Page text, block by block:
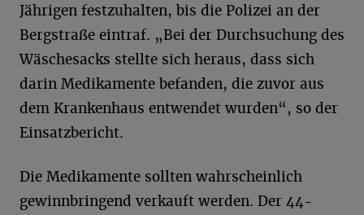
Jährigen festzuhalten, bis die Polizei an der
Bergstraße eintraf. „Bei der Durchsuchung des
Wäschesacks stellte sich heraus, dass sich
darin Medikamente befanden, die zuvor aus
dem Krankenhaus entwendet wurden“, so der
Einsatzbericht.
Die Medikamente sollten wahrscheinlich
gewinnbringend verkauft werden. Der 44-